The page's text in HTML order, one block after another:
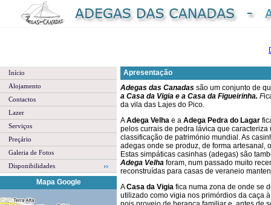
Início
Alojamento
Contactos
Lazer
Serviços
Preçário
Galeria de Fotos
Disponibilidades
Mapa Google
Apresentação
Adegas das Canadas são um conjunto de
a Casa da Vigia e a Casa da Figueirinha. F
da vila das Lajes do Pico.
AAdega Velha e a Adega Pedra do Lagar
pelos currais de pedra lávica que
classificação de património mundial. As
adegas onde se produz, de forma artesanal,
Estas simpáticas casinhas (adegas) são
Adega Velha foram, num passado muito
reconstruídas para casas de veraneio
ACasa da Vigia fica numa zona de onde se
utilizado como vigia nos primórdios da caça